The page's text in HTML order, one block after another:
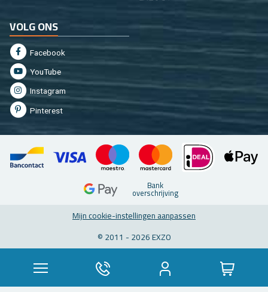
VOLG ONS
Fa­cebook
You­Tu­be
In­st­agram
Pin­te­rest
Bank
over­schrij­ving
Mijn coo­kie-in­stel­lin­gen aan­pas­sen
© 2011 - 2026 EXZO